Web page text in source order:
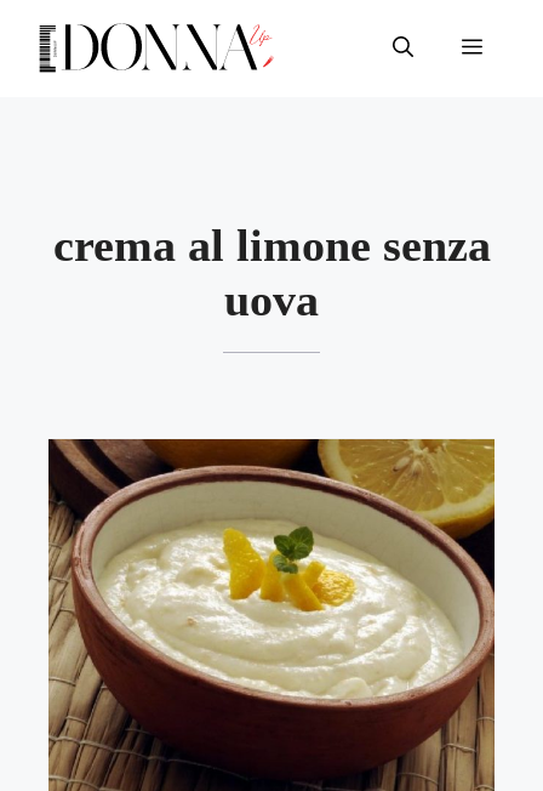
contenuto
Menu
crema al limone senza
uova